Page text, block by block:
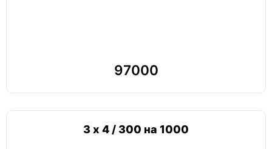
97000
3 х 4 / 300 на 1000